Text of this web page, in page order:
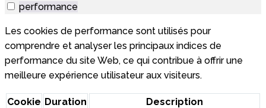
performance
Les cookies de performance sont utilisés pour
comprendre et analyser les principaux indices de
performance du site Web, ce qui contribue à offrir une
meilleure expérience utilisateur aux visiteurs.
Cookie Duration Description